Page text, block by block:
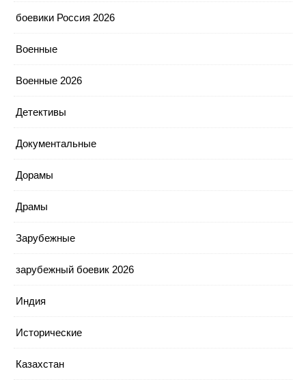
боевики Россия 2026
Военные
Военные 2026
Детективы
Документальные
Дорамы
Драмы
Зарубежные
зарубежный боевик 2026
Индия
Исторические
Казахстан